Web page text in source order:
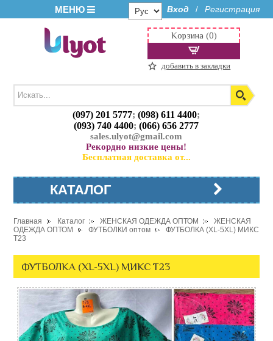
МЕНЮ Вход / Регистрация
(097) 201 5777;(098) 611 4400;
(093) 740 4400;(066) 656 2777
sales.ulyot@gmail.com
Рекордно низкие цены!
Бесплатная доставка от...
Корзина (0)
добавить в закладки
КАТАЛОГ
Главная Каталог ЖЕНСКАЯ ОДЕЖДА ОПТОМ
ЖЕНСКАЯ
ОДЕЖДА ОПТОМ
ФУТБОЛКИ оптом
ФУТБОЛКА (XL-5XL) МИКС
T23
ФУТБОЛКА (XL-5XL) МИКС T23